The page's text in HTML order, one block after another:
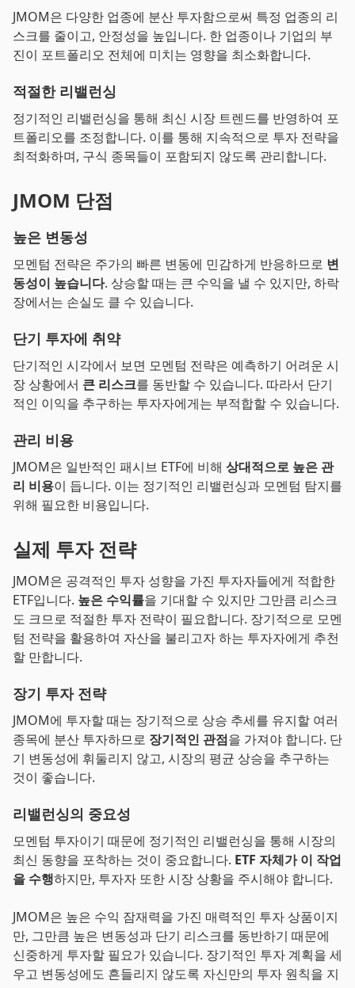
JMOM은 다양한 업종에 분산 투자함으로써 특정 업종의 리
스크를 줄이고, 안정성을 높입니다. 한 업종이나 기업의 부
진이 포트폴리오 전체에 미치는 영향을 최소화합니다.
적절한 리밸런싱
정기적인 리밸런싱을 통해 최신 시장 트렌드를 반영하여 포
트폴리오를 조정합니다. 이를 통해 지속적으로 투자 전략을
최적화하며, 구식 종목들이 포함되지 않도록 관리합니다.
JMOM 단점
높은 변동성
모멘텀 전략은 주가의 빠른 변동에 민감하게 반응하므로 변
동성이 높습니다. 상승할 때는 큰 수익을 낼 수 있지만, 하락
장에서는 손실도 클 수 있습니다.
단기 투자에 취약
단기적인 시각에서 보면 모멘텀 전략은 예측하기 어려운 시
장 상황에서 큰 리스크를 동반할 수 있습니다. 따라서 단기
적인 이익을 추구하는 투자자에게는 부적합할 수 있습니다.
관리 비용
JMOM은 일반적인 패시브 ETF에 비해 상대적으로 높은 관
리 비용이 듭니다. 이는 정기적인 리밸런싱과 모멘텀 탐지를
위해 필요한 비용입니다.
실제 투자 전략
JMOM은 공격적인 투자 성향을 가진 투자자들에게 적합한
ETF입니다. 높은 수익률을 기대할 수 있지만 그만큼 리스크
도 크므로 적절한 투자 전략이 필요합니다. 장기적으로 모멘
텀 전략을 활용하여 자산을 불리고자 하는 투자자에게 추천
할 만합니다.
장기 투자 전략
JMOM에 투자할 때는 장기적으로 상승 추세를 유지할 여러
종목에 분산 투자하므로 장기적인 관점을 가져야 합니다. 단
기 변동성에 휘둘리지 않고, 시장의 평균 상승을 추구하는
것이 좋습니다.
리밸런싱의 중요성
모멘텀 투자이기 때문에 정기적인 리밸런싱을 통해 시장의
최신 동향을 포착하는 것이 중요합니다. ETF 자체가 이 작업
을 수행하지만, 투자자 또한 시장 상황을 주시해야 합니다.
JMOM은 높은 수익 잠재력을 가진 매력적인 투자 상품이지
만, 그만큼 높은 변동성과 단기 리스크를 동반하기 때문에
신중하게 투자할 필요가 있습니다. 장기적인 투자 계획을 세
우고 변동성에도 흔들리지 않도록 자신만의 투자 원칙을 지